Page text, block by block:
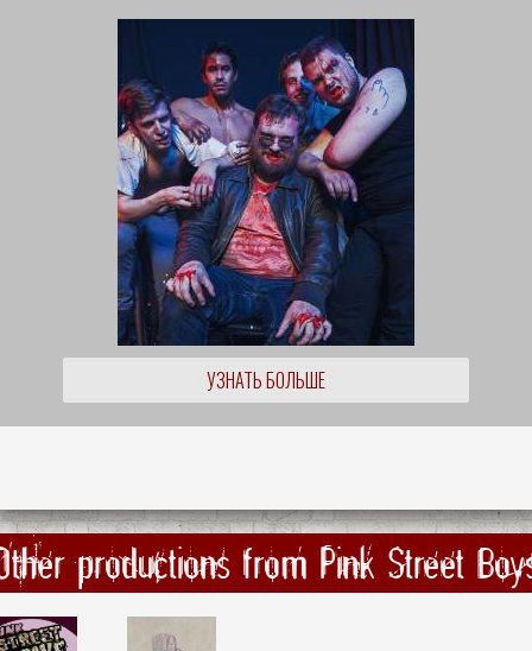
УЗНАТЬ БОЛЬШЕ
productions from Pink Street